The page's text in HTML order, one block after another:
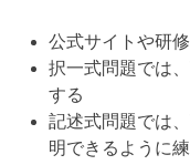
公式サイトや研
択一式問題では
する
記述式問題では
明できるように